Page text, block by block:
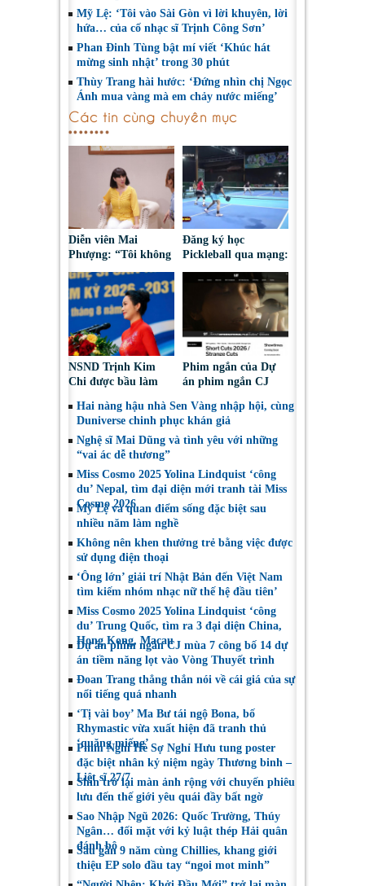
Mỹ Lệ: ‘Tôi vào Sài Gòn vì lời khuyên, lời
hứa… của cố nhạc sĩ Trịnh Công Sơn’
Phan Đinh Tùng bật mí viết ‘Khúc hát
mừng sinh nhật’ trong 30 phút
Thùy Trang hài hước: ‘Đứng nhìn chị Ngọc
Ánh mua vàng mà em chảy nước miếng’
Các tin cùng chuyên mục
Diễn viên Mai
Phượng: “Tôi không
bao giờ hối hận về
những gì mình đã
chọn”
Đăng ký học
Pickleball qua mạng:
Nguy cơ bị chiếm
đoạt tài sản
NSND Trịnh Kim
Chi được bầu làm
Nghệ sĩ Sân khấu
Việt Nam
Phim ngắn của Dự
án phim ngắn CJ
tại LHP quốc tế
Toronto 2026
Hai nàng hậu nhà Sen Vàng nhập hội, cùng
Duniverse chinh phục khán giả
Nghệ sĩ Mai Dũng và tình yêu với những
“vai ác dễ thương”
Miss Cosmo 2025 Yolina Lindquist ‘công
du’ Nepal, tìm đại diện mới tranh tài Miss
Cosmo 2026
Mỹ Lệ và quan điểm sống đặc biệt sau
nhiều năm làm nghề
Không nên khen thưởng trẻ bằng việc được
sử dụng điện thoại
‘Ông lớn’ giải trí Nhật Bản đến Việt Nam
tìm kiếm nhóm nhạc nữ thế hệ đầu tiên’
Miss Cosmo 2025 Yolina Lindquist ‘công
du’ Trung Quốc, tìm ra 3 đại diện China,
Hong Kong, Macau
Dự án phim ngắn CJ mùa 7 công bố 14 dự
án tiềm năng lọt vào Vòng Thuyết trình
Đoan Trang thẳng thắn nói về cái giá của sự
nổi tiếng quá nhanh
‘Tị vài boy’ Ma Bư tái ngộ Bona, bố
Rhymastic vừa xuất hiện đã tranh thủ
‘quăng miếng’
Phim Nghỉ Hè Sợ Nghỉ Hưu tung poster
đặc biệt nhân kỷ niệm ngày Thương binh –
Liệt sĩ 27/7
Shin trở lại màn ảnh rộng với chuyến phiêu
lưu đến thế giới yêu quái đầy bất ngờ
Sao Nhập Ngũ 2026: Quốc Trường, Thúy
Ngân… đối mặt với kỷ luật thép Hải quân
đánh bộ
Sau gần 9 năm cùng Chillies, khang giới
thiệu EP solo đầu tay “ngoi mot minh”